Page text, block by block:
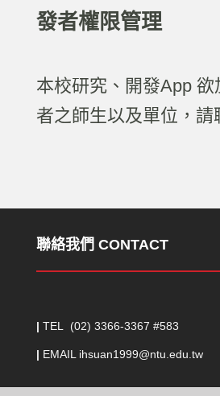
發者權限管理
本校研究、開發App
者之師生以及單位，請
聯絡我們 CONTACT
| TEL (02) 3366-3367 #583
| EMAIL ihsuan1999@ntu.edu.tw